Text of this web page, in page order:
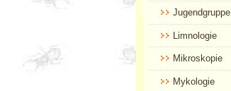
Jugendgruppe
Limnologie
Mikroskopie
Mykologie